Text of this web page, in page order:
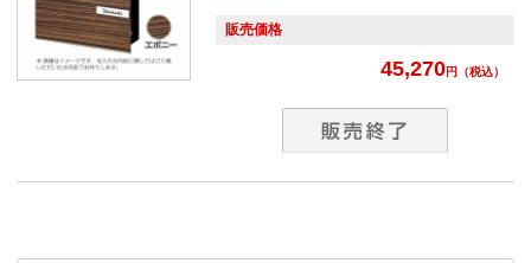
販売価格
45,270円 （税込）